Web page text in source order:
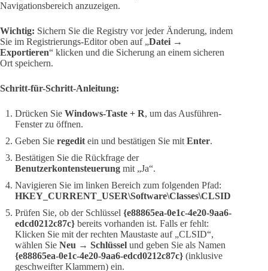
Navigationsbereich anzuzeigen.
Wichtig: Sichern Sie die Registry vor jeder Änderung, indem
Sie im Registrierungs-Editor oben auf „Datei →
Exportieren“ klicken und die Sicherung an einem sicheren
Ort speichern.
Schritt-für-Schritt-Anleitung:
Drücken Sie Windows-Taste + R, um das Ausführen-
Fenster zu öffnen.
Geben Sie regedit ein und bestätigen Sie mit Enter.
Bestätigen Sie die Rückfrage der
Benutzerkontensteuerung mit „Ja“.
Navigieren Sie im linken Bereich zum folgenden Pfad:
HKEY_CURRENT_USER\Software\Classes\CLSID
Prüfen Sie, ob der Schlüssel {e88865ea-0e1c-4e20-9aa6-
edcd0212c87c} bereits vorhanden ist. Falls er fehlt:
Klicken Sie mit der rechten Maustaste auf „CLSID“,
wählen Sie Neu → Schlüssel und geben Sie als Namen
{e88865ea-0e1c-4e20-9aa6-edcd0212c87c} (inklusive
geschweifter Klammern) ein.